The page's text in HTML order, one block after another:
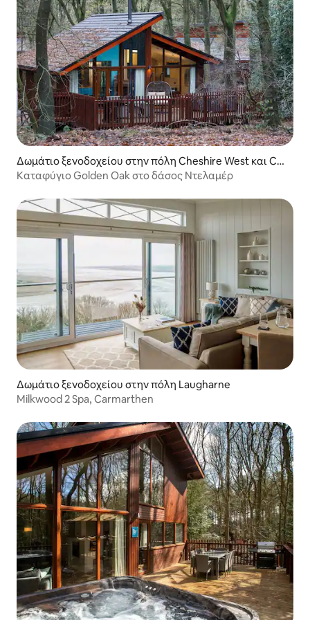
Δωμάτιο ξενοδοχείου στην πόλη Cheshire West και Ch
ester
Καταφύγιο Golden Oak στο δάσος Ντελαμέρ
Δωμάτιο ξενοδοχείου στην πόλη Laugharne
Milkwood 2 Spa, Carmarthen